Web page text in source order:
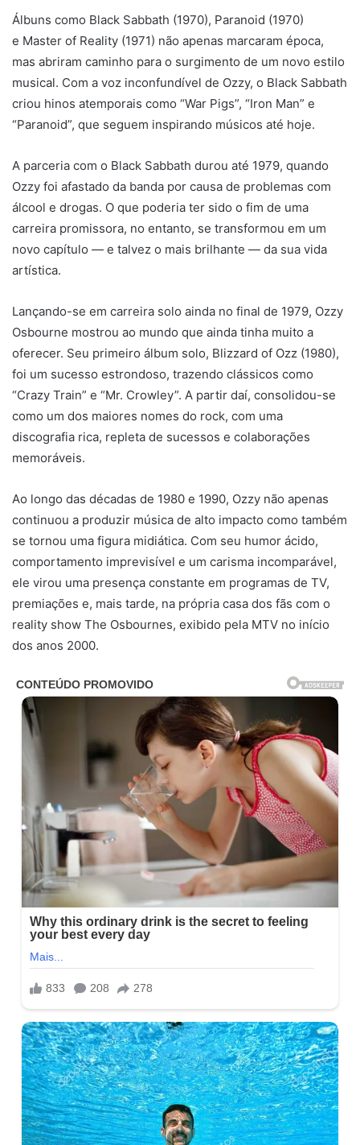
Álbuns como Black Sabbath (1970), Paranoid (1970)
e Master of Reality (1971) não apenas marcaram época,
mas abriram caminho para o surgimento de um novo estilo
musical. Com a voz inconfundível de Ozzy, o Black Sabbath
criou hinos atemporais como “War Pigs”, “Iron Man” e
“Paranoid”, que seguem inspirando músicos até hoje.
A parceria com o Black Sabbath durou até 1979, quando
Ozzy foi afastado da banda por causa de problemas com
álcool e drogas. O que poderia ter sido o fim de uma
carreira promissora, no entanto, se transformou em um
novo capítulo — e talvez o mais brilhante — da sua vida
artística.
Lançando-se em carreira solo ainda no final de 1979, Ozzy
Osbourne mostrou ao mundo que ainda tinha muito a
oferecer. Seu primeiro álbum solo, Blizzard of Ozz (1980),
foi um sucesso estrondoso, trazendo clássicos como
“Crazy Train” e “Mr. Crowley”. A partir daí, consolidou-se
como um dos maiores nomes do rock, com uma
discografia rica, repleta de sucessos e colaborações
memoráveis.
Ao longo das décadas de 1980 e 1990, Ozzy não apenas
continuou a produzir música de alto impacto como também
se tornou uma figura midiática. Com seu humor ácido,
comportamento imprevisível e um carisma incomparável,
ele virou uma presença constante em programas de TV,
premiações e, mais tarde, na própria casa dos fãs com o
reality show The Osbournes, exibido pela MTV no início
dos anos 2000.